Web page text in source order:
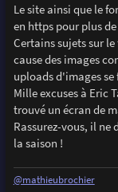
Le site ainsi que le
en https pour plus
Certains sujets sur
cause des images
uploads d'images
Mille excuses à Eric
trouvé un écran de
Rassurez-vous, il
la saison !
@mathieubrochier